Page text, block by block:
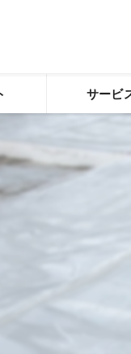
･大昭産業株式会社の
事･大昭産業株式会社の
事･大昭産業株式会社の
サービ